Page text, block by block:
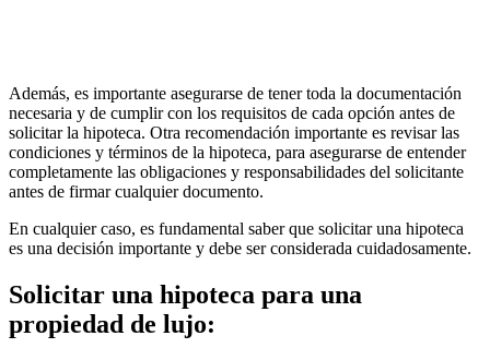
Además, es importante asegurarse de tener toda la documentación
necesaria y de cumplir con los requisitos de cada opción antes de
solicitar la hipoteca. Otra recomendación importante es revisar las
condiciones y términos de la hipoteca, para asegurarse de entender
completamente las obligaciones y responsabilidades del solicitante
antes de firmar cualquier documento.
En cualquier caso, es fundamental saber que solicitar una hipoteca
es una decisión importante y debe ser considerada cuidadosamente.
Solicitar una hipoteca para una
propiedad de lujo: